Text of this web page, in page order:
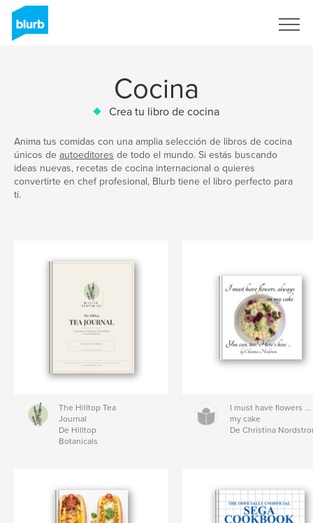
Cocina
Crea tu libro de cocina
Anima tus comidas con una amplia selección de libros de cocina
únicos de autoeditores de todo el mundo. Si estás buscando
ideas nuevas, recetas de cocina internacional o quieres
convertirte en chef profesional, Blurb tiene el libro perfecto para
ti.
The Hilltop Tea
Journal
De Hilltop
Botanicals
I must have flowers
my cake
De Christina